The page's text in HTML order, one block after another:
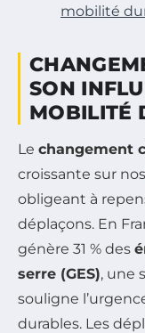
mobilité
SON
MOBILITÉ
Le changement
croissante sur nos
obligeant à
déplaçons. En
génère 31 % des
serre (GES), une
souligne
durables. Les